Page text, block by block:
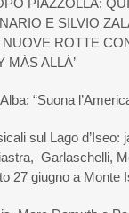
E SILVIO
ROTTE
MÁS ALLÁ’
“Suona
sul Lago d’Iseo:
Garlaschelli,
27 giugno a Monte